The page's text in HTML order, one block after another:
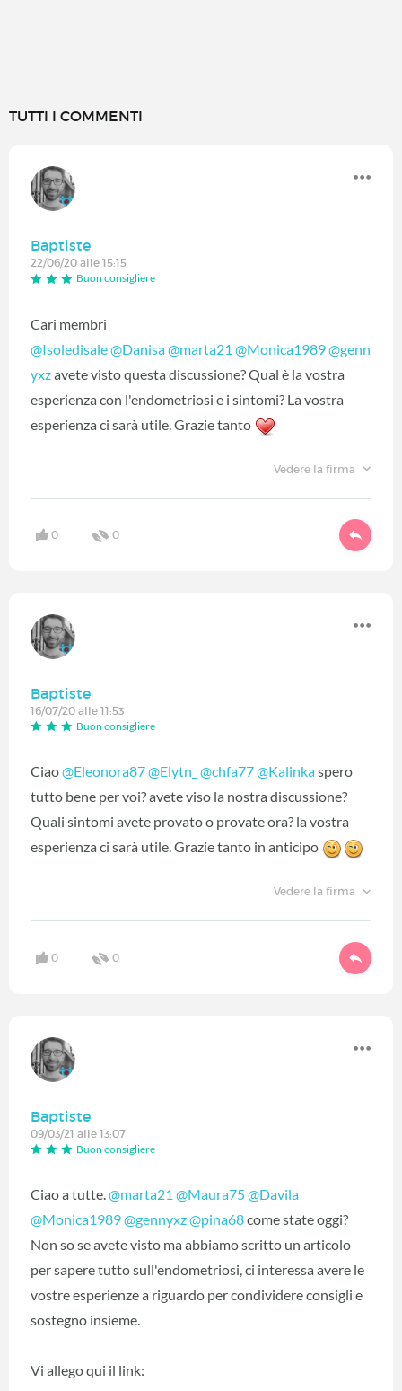
TUTTI I COMMENTI
Baptiste
22/06/20 alle 15:15
Buon consigliere
Cari membri
@Isoledisale@Danisa@marta21 @Monica1989@genn
yxz‍ avete visto questa discussione? Qual è la vostra
esperienza con l'endometriosi e i sintomi? La vostra
esperienza ci sarà utile. Grazie tanto
Vedere la firma
0 0
Baptiste
16/07/20 alle 11:53
Buon consigliere
Ciao@Eleonora87@Elytn_ @chfa77@Kalinka‍ spero
tutto bene per voi? avete viso la nostra discussione?
Quali sintomi avete provato o provate ora? la vostra
esperienza ci sarà utile. Grazie tanto in anticipo
Vedere la firma
0 0
Baptiste
09/03/21 alle 13:07
Buon consigliere
Ciao a tutte.@marta21 @Maura75@Davila
@Monica1989@gennyxz@pina68‍ come state oggi?
Non so se avete visto ma abbiamo scritto un articolo
per sapere tutto sull'endometriosi, ci interessa avere le
vostre esperienze a riguardo per condividere consigli e
sostegno insieme.
Vi allego qui il link: